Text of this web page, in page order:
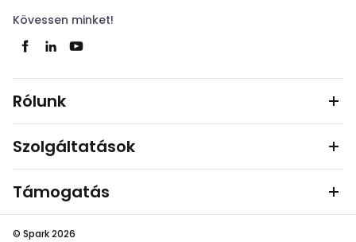
Kövessen minket!
Rólunk
Szolgáltatások
Támogatás
© Spark 2026